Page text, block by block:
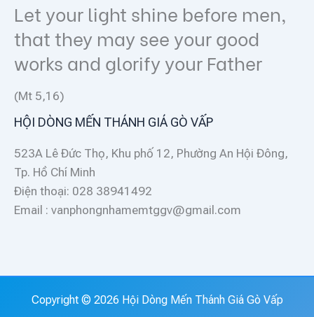
Let your light shine before men,
that they may see your good
works and glorify your Father
(Mt 5,16)
HỘI DÒNG MẾN THÁNH GIÁ GÒ VẤP
523A Lê Đức Thọ, Khu phố 12, Phường An Hội Đông,
Tp. Hồ Chí Minh
Điện thoại: 028 38941492
Email : vanphongnhamemtggv@gmail.com
Copyright © 2026 Hội Dòng Mến Thánh Giá Gò Vấp